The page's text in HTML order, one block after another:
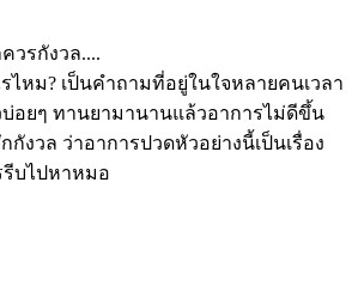
วรกังวล....
ไหม? เป็นคำถามที่อยู่ในใจหลายคนเวลา
อยๆ ทานยามานานแล้วอาการไม่ดีขึ้น
กังวล ว่าอาการปวดหัวอย่างนี้เป็นเรื่อง
รีบไปหาหมอ